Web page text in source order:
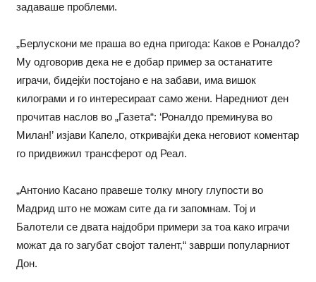
задаваше проблеми.
„Берлускони ме праша во една пригода: Каков е Роналдо?
Му одговорив дека не е добар пример за останатите
играчи, бидејќи постојано е на забави, има вишок
килограми и го интересираат само жени. Наредниот ден
прочитав наслов во „Газета“: ‘Роналдо преминува во
Милан!’ изјави Капело, откривајќи дека неговиот коментар
го придвижил трансферот од Реал.
„Антонио Касано правеше толку многу глупости во
Мадрид што не можам сите да ги запомнам. Тој и
Балотели се двата најдобри примери за тоа како играчи
можат да го загубат својот талент,“ заврши популарниот
Дон.